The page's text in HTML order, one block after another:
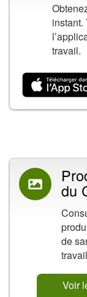
instant.
travail.
du
de
Voir